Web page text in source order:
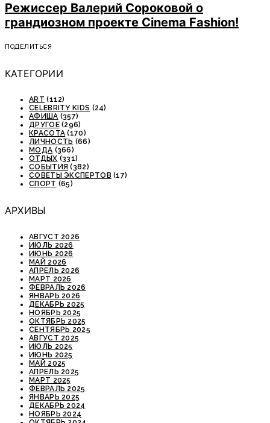
Режиссер Валерий Сороковой о
грандиозном проекте Cinema Fashion!
ПОДЕЛИТЬСЯ
КАТЕГОРИИ
ART (112)
CELEBRITY KIDS (24)
АФИША (357)
ДРУГОЕ(296)
КРАСОТА (170)
ЛИЧНОСТЬ (66)
МОДА (366)
ОТДЫХ (331)
СОБЫТИЯ (382)
СОВЕТЫ ЭКСПЕРТОВ (17)
СПОРТ (65)
АРХИВЫ
АВГУСТ 2026
ИЮЛЬ 2026
ИЮНЬ 2026
МАЙ 2026
АПРЕЛЬ 2026
МАРТ 2026
ФЕВРАЛЬ 2026
ЯНВАРЬ 2026
ДЕКАБРЬ 2025
НОЯБРЬ 2025
ОКТЯБРЬ 2025
СЕНТЯБРЬ 2025
АВГУСТ 2025
ИЮЛЬ 2025
ИЮНЬ 2025
МАЙ 2025
АПРЕЛЬ 2025
МАРТ 2025
ФЕВРАЛЬ 2025
ЯНВАРЬ 2025
ДЕКАБРЬ 2024
НОЯБРЬ 2024